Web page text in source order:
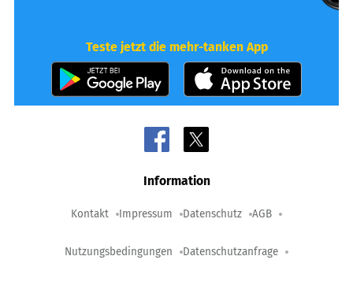
Teste jetzt die mehr-tanken App
Information
Kontakt Impressum Datenschutz AGB
Nutzungsbedingungen Datenschutzanfrage